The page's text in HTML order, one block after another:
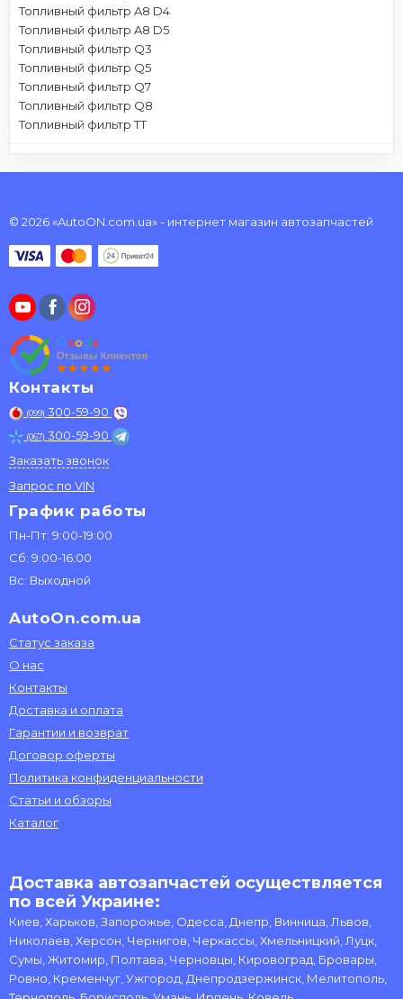
Топливный фильтр A8 D4
Топливный фильтр A8 D5
Топливный фильтр Q3
Топливный фильтр Q5
Топливный фильтр Q7
Топливный фильтр Q8
Топливный фильтр TT
© 2026 «AutoON.com.ua» - интернет магазин автозапчастей
Контакты
(099) 300-59-90
(067) 300-59-90
Заказать звонок
Запрос по VIN
График работы
Пн-Пт: 9:00-19:00
Сб: 9:00-16:00
Вс: Выходной
AutoOn.com.ua
Статус заказа
О нас
Контакты
Доставка и оплата
Гарантии и возврат
Договор оферты
Политика конфиденциальности
Статьи и обзоры
Каталог
Доставка автозапчастей осуществляется
по всей Украине:
Киев, Харьков, Запорожье, Одесса, Днепр, Винница, Львов,
Николаев, Херсон, Чернигов, Черкассы, Хмельницкий, Луцк,
Сумы, Житомир, Полтава, Черновцы, Кировоград, Бровары,
Ровно, Кременчуг, Ужгород, Днепродзержинск, Мелитополь,